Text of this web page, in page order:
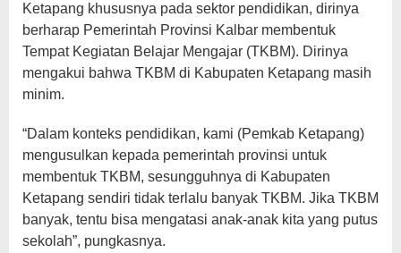
Ketapang khususnya pada sektor pendidikan, dirinya
berharap Pemerintah Provinsi Kalbar membentuk
Tempat Kegiatan Belajar Mengajar (TKBM). Dirinya
mengakui bahwa TKBM di Kabupaten Ketapang masih
minim.
“Dalam konteks pendidikan, kami (Pemkab Ketapang)
mengusulkan kepada pemerintah provinsi untuk
membentuk TKBM, sesungguhnya di Kabupaten
Ketapang sendiri tidak terlalu banyak TKBM. Jika TKBM
banyak, tentu bisa mengatasi anak-anak kita yang putus
sekolah”, pungkasnya.